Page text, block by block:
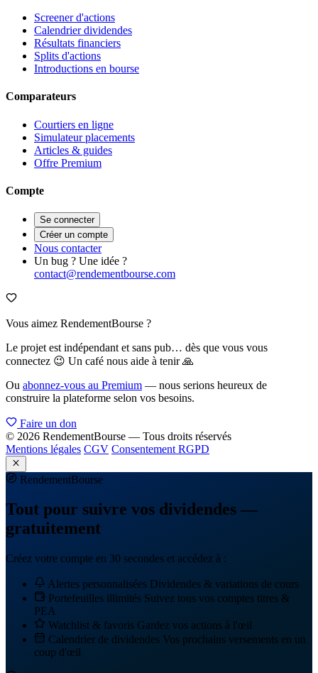
Screener d'actions
Calendrier dividendes
Résultats financiers
Splits d'actions
Introductions en bourse
Comparateurs
Courtiers en ligne
Simulateur placements
Articles & guides
Offre Premium
Compte
Se connecter
Créer un compte
Nous contacter
Un bug ? Une idée ?
contact@rendementbourse.com
Vous aimez RendementBourse ?
Le projet est indépendant et sans pub… dès que vous vous
connectez 😉 Un café nous aide à tenir 🙏
Ou abonnez-vous au Premium — nous serions heureux de
construire la plateforme selon vos besoins.
Faire un don
© 2026 RendementBourse — Tous droits réservés
Mentions légales CGV Consentement RGPD
RendementBourse
Tout pour suivre vos dividendes —
gratuitement
Créez votre compte en 30 secondes et accédez à :
Alertes personnalisées Dividendes & variations de cours
Portefeuilles illimités Suivez tous vos comptes titres &
PEA
Watchlist & favoris Gardez vos actions à l'œil
Calendrier de dividendes Vos prochains versements en un
coup d'œil